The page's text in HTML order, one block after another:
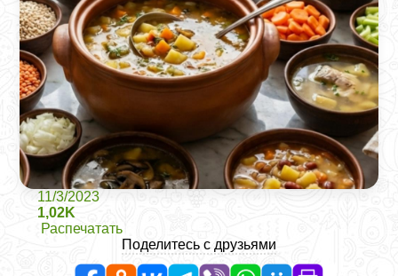
11/3/2023
1,02K
Распечатать
Поделитесь с друзьями